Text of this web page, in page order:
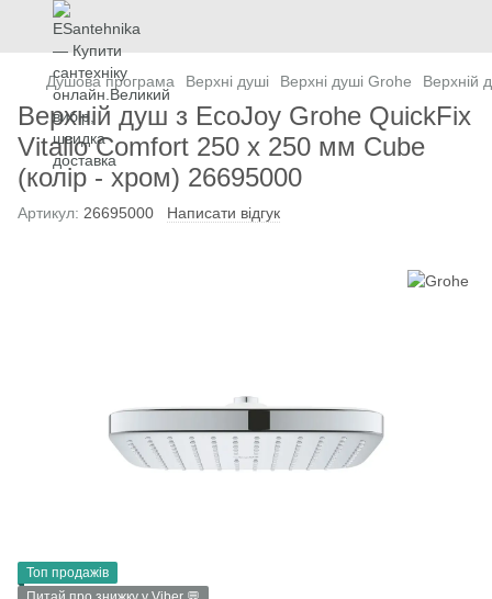
Душова програма Верхні душі Верхні душі Grohe Верхній
Верхній душ з EcoJoy Grohe QuickFix
Vitalio Comfort 250 х 250 мм Cube
(колір - хром) 26695000
Артикул: 26695000 Написати відгук
Топ продажів